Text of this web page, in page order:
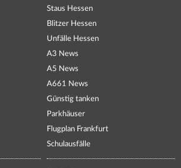
Staus Hessen
Blitzer Hessen
Unfälle Hessen
A3 News
A5 News
A661 News
Günstig tanken
Parkhäuser
Flugplan Frankfurt
Schulausfälle